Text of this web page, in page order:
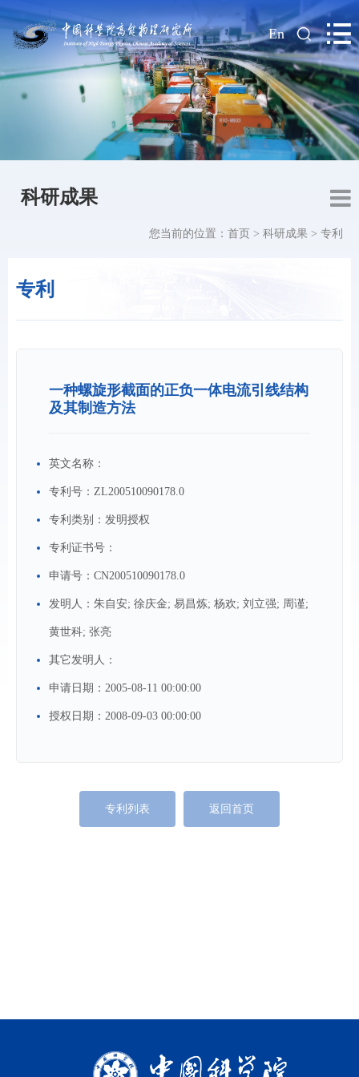
| En
科研成果
专利
您当前的位置： 首页 > 科研成果 > 专利
一种螺旋形截面的正负一体电流引线结构
及其制造方法
英文名称：
专利号： ZL200510090178.0
专利类别： 发明授权
专利证书号：
申请号： CN200510090178.0
发明人： 朱自安; 徐庆金; 易昌炼; 杨欢; 刘立强; 周谨;
黄世科; 张亮
其它发明人：
申请日期： 2005-08-11 00:00:00
授权日期： 2008-09-03 00:00:00
专利列表 返回首页